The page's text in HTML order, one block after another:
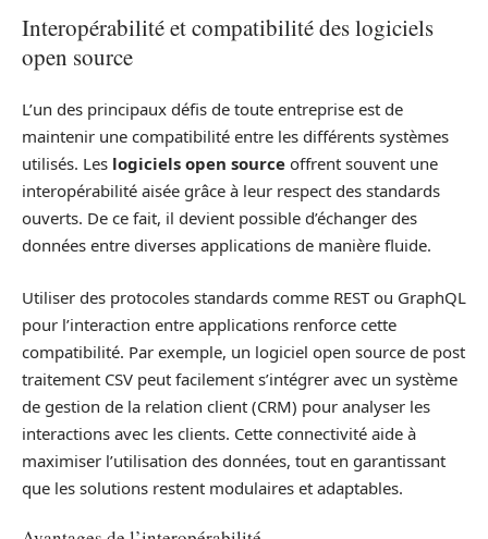
Interopérabilité et compatibilité des logiciels
open source
L’un des principaux défis de toute entreprise est de
maintenir une compatibilité entre les différents systèmes
utilisés. Les logiciels open source offrent souvent une
interopérabilité aisée grâce à leur respect des standards
ouverts. De ce fait, il devient possible d’échanger des
données entre diverses applications de manière fluide.
Utiliser des protocoles standards comme REST ou GraphQL
pour l’interaction entre applications renforce cette
compatibilité. Par exemple, un logiciel open source de post
traitement CSV peut facilement s’intégrer avec un système
de gestion de la relation client (CRM) pour analyser les
interactions avec les clients. Cette connectivité aide à
maximiser l’utilisation des données, tout en garantissant
que les solutions restent modulaires et adaptables.